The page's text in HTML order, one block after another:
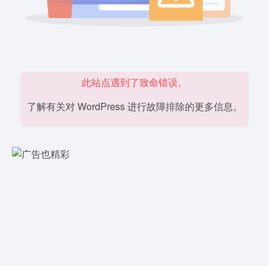
此站点遇到了致命错误。
了解有关对 WordPress 进行故障排除的更多信息。